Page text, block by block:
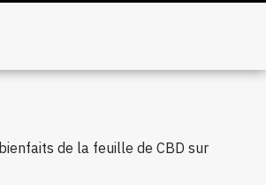
de la feuille de CBD sur